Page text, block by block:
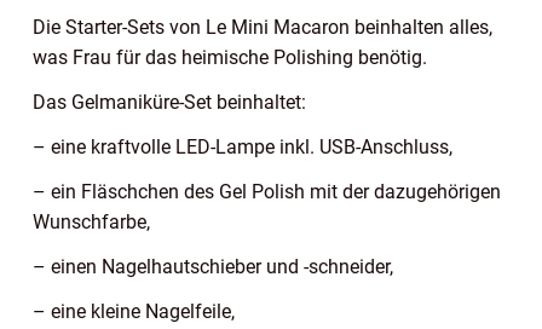
Die Starter-Sets von Le Mini Macaron beinhalten alles,
was Frau für das heimische Polishing benötig.
Das Gelmaniküre-Set beinhaltet:
– eine kraftvolle LED-Lampe inkl. USB-Anschluss,
– ein Fläschchen des Gel Polish mit der dazugehörigen
Wunschfarbe,
– einen Nagelhautschieber und -schneider,
– eine kleine Nagelfeile,